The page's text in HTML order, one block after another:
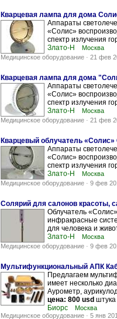
Кварцевая лампа для дома
Аппараты
«Солис»
спектр излучения
Злато-Н
Москва
Медицинское оборудование - 21 фев
Кварцевая лампа для дома
Аппараты
«Солис»
спектр излучения
Злато-Н
Москва
Медицинское оборудование - 21 фев
Кварцевый облучатель
Аппараты
«Солис»
спектр излучения
Злато-Н
Москва
Медицинское оборудование - 9 фев
Солярий для салонов красоты,
Облучатель
инфракрасные
для человека и
Злато-Н
Москва
Медицинское оборудование - 9 фев
Мультифункциональный АПК
Предлагаем
имеет несколько
Аурометр,
цена: 800 usd штука
Биорс
Москва
Медицинское оборудование - 5 янв